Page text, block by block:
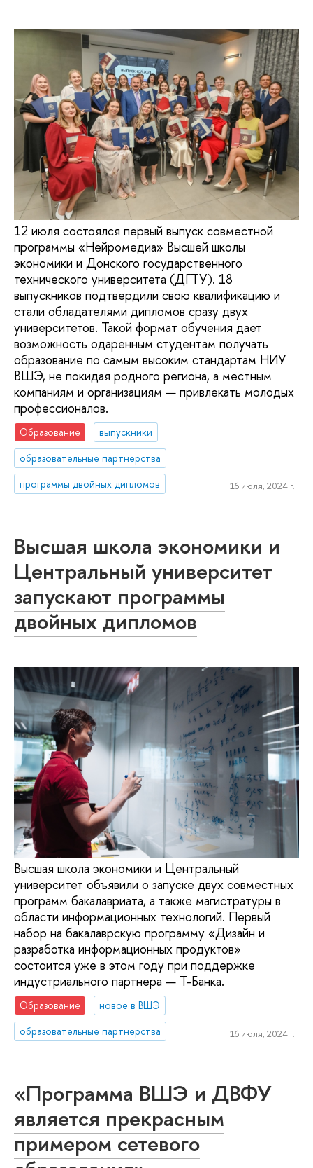
12 июля состоялся первый выпуск совместной
программы «Нейромедиа» Высшей школы
экономики и Донского государственного
технического университета (ДГТУ). 18
выпускников подтвердили свою квалификацию и
стали обладателями дипломов сразу двух
университетов. Такой формат обучения дает
возможность одаренным студентам получать
образование по самым высоким стандартам НИУ
ВШЭ, не покидая родного региона, а местным
компаниям и организациям — привлекать молодых
профессионалов.
Образование
выпускники
образовательные партнерства
программы двойных дипломов
16 июля, 2024 г.
Высшая школа экономики и
Центральный университет
запускают программы
двойных дипломов
Высшая школа экономики и Центральный
университет объявили о запуске двух совместных
программ бакалавриата, а также магистратуры в
области информационных технологий. Первый
набор на бакалаврскую программу «Дизайн и
разработка информационных продуктов»
состоится уже в этом году при поддержке
индустриального партнера — Т-Банка.
Образование
новое в ВШЭ
образовательные партнерства
16 июля, 2024 г.
«Программа ВШЭ и ДВФУ
является прекрасным
примером сетевого